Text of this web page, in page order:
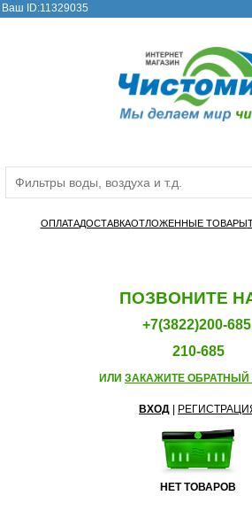
Ваш ID:11329035
ОПЛАТАДОСТАВКАОТЛОЖЕННЫЕ ТОВАРЫ
ПОЗВОНИТЕ
+7(3822)200-
210-685
ИЛИ ЗАКАЖИТЕ ОБРАТНЫЙ
ВХОД
НЕТ ТОВАРОВ